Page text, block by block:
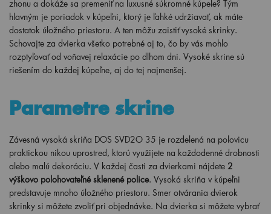
zhonu a dokáže sa premeniť na luxusné súkromné kúpele? Tým
hlavným je poriadok v kúpeľni, ktorý je ľahké udržiavať, ak máte
dostatok úložného priestoru. A ten môžu zaistiť vysoké skrinky.
Schovajte za dvierka všetko potrebné aj to, čo by vás mohlo
rozptyľovať od voňavej relaxácie po dlhom dni. Vysoké skrine sú
riešením do každej kúpeľne, aj do tej najmenšej.
Parametre skrine
Závesná vysoká skriňa DOS SVD2O 35 je rozdelená na polovicu
praktickou nikou uprostred, ktorú využijete na každodenné drobnosti
alebo malú dekoráciu. V každej časti za dvierkami nájdete 2
výškovo polohovateľné sklenené police. Vysoká skriňa v kúpeľni
predstavuje mnoho úložného priestoru. Smer otvárania dvierok
skrinky si môžete zvoliť pri objednávke. Na dvierka si môžete vybrať